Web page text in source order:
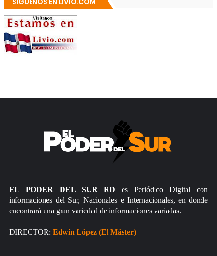
SÍGUENOS EN LIVIO.COM
EL PODER DEL SUR RD es Periódico Digital con
informaciones del Sur, Nacionales e Internacionales, en donde
encontrará una gran variedad de informaciones variadas.
DIRECTOR: Edwin López (El Máster)